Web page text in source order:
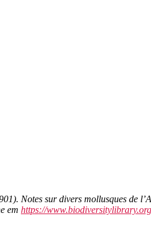
Notes sur divers mollusques de
em https://